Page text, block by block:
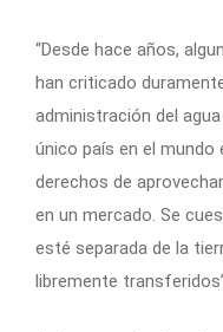
“Desde hace años,
han criticado
administración del
único país en el mundo
derechos de
en un mercado. Se
esté separada de la
libremente